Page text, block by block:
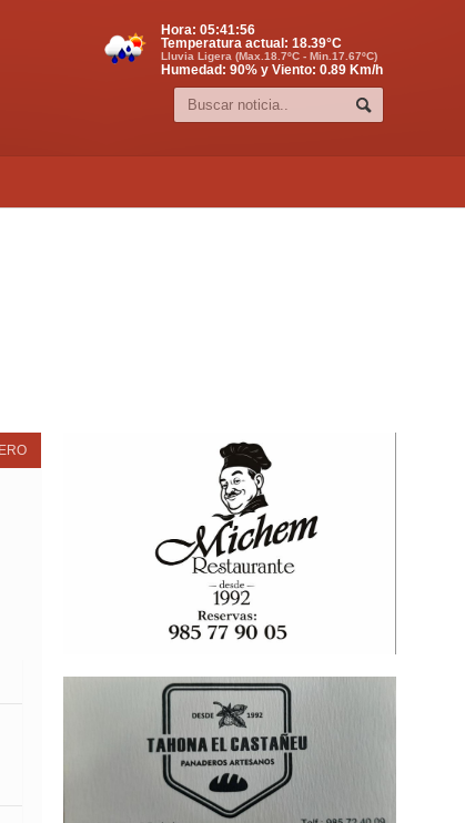
Hora: 05:41:57
Temperatura actual: 18.39°C
Lluvia Ligera (Max.18.7ºC - Min.17.67ºC)
Humedad: 90% y Viento: 0.89 Km/h